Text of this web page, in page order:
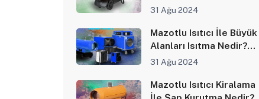
Kullanılır?
31 Ağu 2024
Mazotlu Isıtıcı İle Büyük
Alanları Isıtma Nedir?
Nerelerde Kullanılır?
31 Ağu 2024
Mazotlu Isıtıcı Kiralama